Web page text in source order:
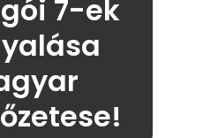
7-ek